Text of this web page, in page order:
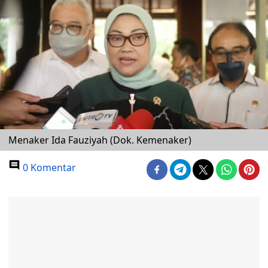
Menaker Ida Fauziyah (Dok. Kemenaker)
0 Komentar